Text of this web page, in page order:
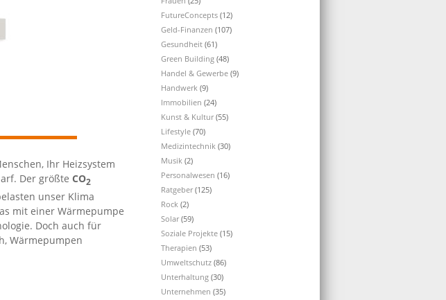
Ihr Heizsystem
Der größte CO2
unser Klima
mit einer Wärmepumpe
Doch auch für
Wärmepumpen
FutureConcepts (12)
Geld-Finanzen (107)
Gesundheit (61)
Green Building (48)
Handel & Gewerbe (9)
Handwerk (9)
Immobilien (24)
Kunst & Kultur(55)
Lifestyle (70)
Medizintechnik (30)
Musik (2)
Personalwesen (16)
Ratgeber(125)
Rock (2)
Solar(59)
Soziale Projekte (15)
Therapien (53)
Umweltschutz (86)
Unterhaltung (30)
Unternehmen (35)